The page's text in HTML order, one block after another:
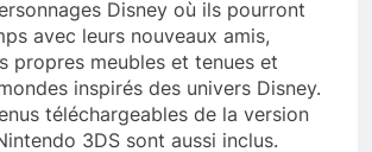
Disney où ils pourront
avec leurs nouveaux amis,
propres meubles et tenues et
inspirés des univers Disney.
téléchargeables de la version
3DS sont aussi inclus.